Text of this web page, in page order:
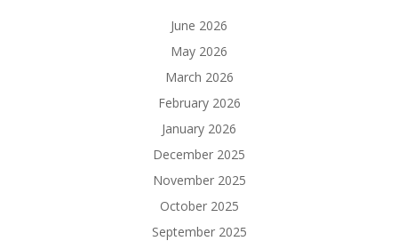
June 2026
May 2026
March 2026
February 2026
January 2026
December 2025
November 2025
October 2025
September 2025